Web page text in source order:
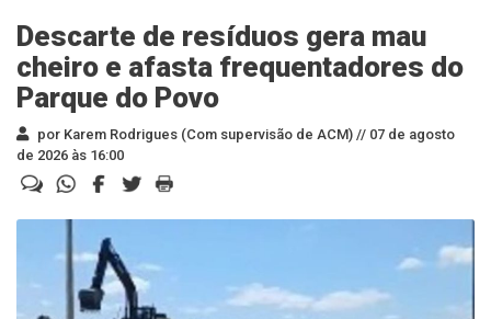
Descarte de resíduos gera mau
cheiro e afasta frequentadores do
Parque do Povo
por Karem Rodrigues (Com supervisão de ACM) // 07 de agosto
de 2026 às 16:00